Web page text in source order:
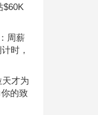
$60K
周薪
时，
才为
的致